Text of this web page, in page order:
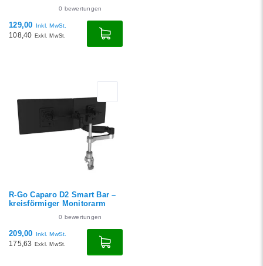
0 bewertungen
129,00 Inkl. MwSt.
108,40 Exkl. MwSt.
R-Go Caparo D2 Smart Bar –
kreisförmiger Monitorarm
0 bewertungen
209,00 Inkl. MwSt.
175,63 Exkl. MwSt.